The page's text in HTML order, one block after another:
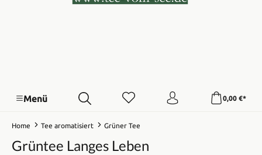
Menü 0,00 €*
Home Tee aromatisiert Grüner Tee
Grüntee Langes Leben